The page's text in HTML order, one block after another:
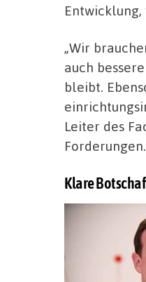
„Wir
auch
bleibt.
Leiter des
Forderungen.
Klare